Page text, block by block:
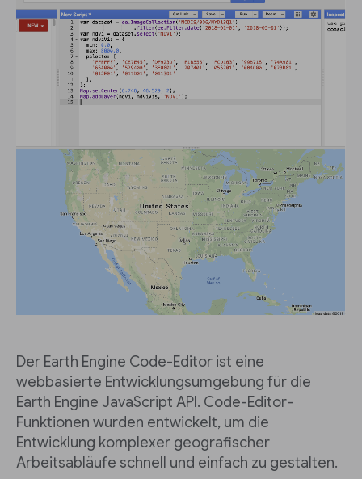
Der Earth Engine Code-Editor ist eine
webbasierte Entwicklungsumgebung für die
Earth Engine JavaScript API. Code-Editor-
Funktionen wurden entwickelt, um die
Entwicklung komplexer geografischer
Arbeitsabläufe schnell und einfach zu gestalten.